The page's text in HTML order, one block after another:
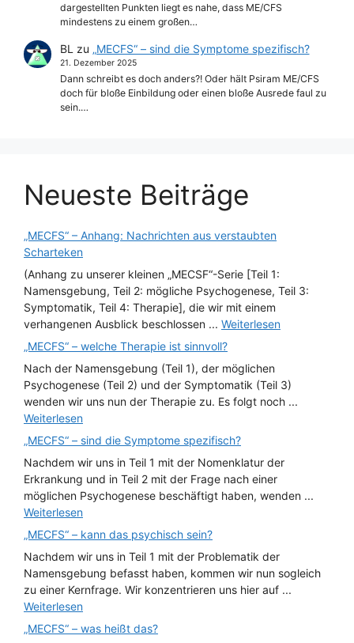
dargestellten Punkten liegt es nahe, dass ME/CFS
mindestens zu einem großen…
BL zu „MECFS“ – sind die Symptome spezifisch?
21. Dezember 2025
Dann schreibt es doch anders?! Oder hält Psiram ME/CFS
doch für bloße Einbildung oder einen bloße Ausrede faul zu
sein.…
Neueste Beiträge
„MECFS“ – Anhang: Nachrichten aus verstaubten
Scharteken
(Anhang zu unserer kleinen „MECSF“-Serie [Teil 1:
Namensgebung, Teil 2: mögliche Psychogenese, Teil 3:
Symptomatik, Teil 4: Therapie], die wir mit einem
verhangenen Ausblick beschlossen ... Weiterlesen
„MECFS“ – welche Therapie ist sinnvoll?
Nach der Namensgebung (Teil 1), der möglichen
Psychogenese (Teil 2) und der Symptomatik (Teil 3)
wenden wir uns nun der Therapie zu. Es folgt noch ...
Weiterlesen
„MECFS“ – sind die Symptome spezifisch?
Nachdem wir uns in Teil 1 mit der Nomenklatur der
Erkrankung und in Teil 2 mit der Frage nach einer
möglichen Psychogenese beschäftigt haben, wenden ...
Weiterlesen
„MECFS“ – kann das psychisch sein?
Nachdem wir uns in Teil 1 mit der Problematik der
Namensgebung befasst haben, kommen wir nun sogleich
zu einer Kernfrage. Wir konzentrieren uns hier auf ...
Weiterlesen
„MECFS“ – was heißt das?